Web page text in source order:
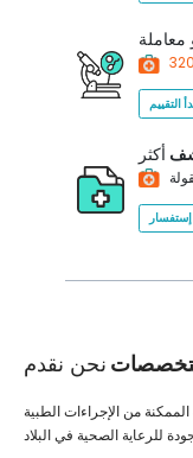
معاملة
التقييم
أكثر
نحن نقدم
من الإجراءات الطبية